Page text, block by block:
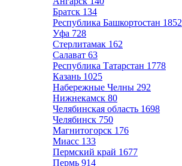
Братск 134
Республика Башкортостан 1852
Уфа 728
Стерлитамак 162
Салават 63
Республика Татарстан 1778
Казань 1025
Набережные Челны 292
Нижнекамск 80
Челябинская область 1698
Челябинск 750
Магнитогорск 176
Миасс 133
Пермский край 1677
Пермь 914